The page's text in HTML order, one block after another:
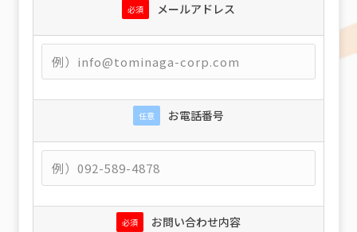
必須 メールアドレス
任意 お電話番号
必須 お問い合わせ内容